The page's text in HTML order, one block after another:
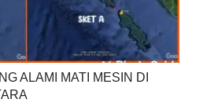
ALAMI MATI MESIN DI